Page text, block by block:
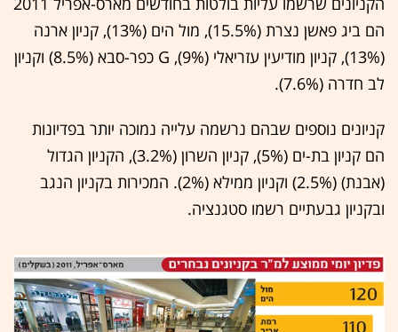
הם ביג פאשן נצרת (15.5%), מול הים (13%), קניון ארנה
(13%), קניון מודיעין עזריאלי (9%), G כפר-סבא (8.5%) וקניון
לב חדרה (7.6%).
קניונים נוספים שבהם נרשמה עלייה נמוכה יותר בפדיונות
הם קניון בת-ים (5%), קניון השרון (3.2%), הקניון הגדול
(אבנת) (2.5%) וקניון ממילא (2%). המכירות בקניון הנגב
ובקניון גבעתיים רשמו סטגנציה.